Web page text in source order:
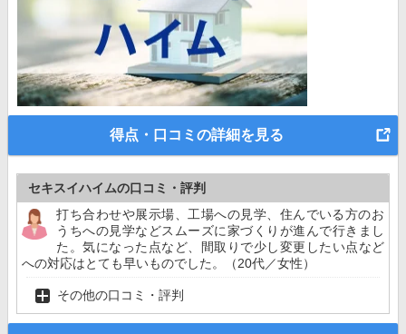
得点・口コミの詳細を見る
セキスイハイムの口コミ・評判
打ち合わせや展示場、工場への見学、住んでいる方のお
うちへの見学などスムーズに家づくりが進んで行きまし
た。気になった点など、間取りで少し変更したい点など
への対応はとても早いものでした。（20代／女性）
その他の口コミ・評判